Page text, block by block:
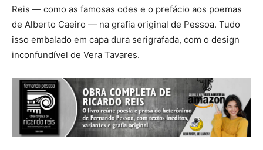
Reis — como as famosas odes e o prefácio aos poemas
de Alberto Caeiro — na grafia original de Pessoa. Tudo
isso embalado em capa dura serigrafada, com o design
inconfundível de Vera Tavares.